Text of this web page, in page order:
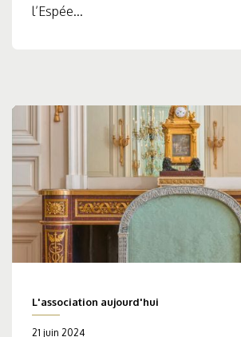
l’Espée...
L'association aujourd'hui
21 juin 2024